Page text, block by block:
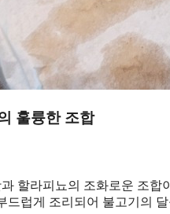
훌륭한 조합
할라피뇨의 조화로운 조
드럽게 조리되어 불고기의